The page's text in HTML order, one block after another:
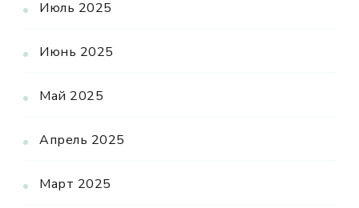
Июль 2025
Июнь 2025
Май 2025
Апрель 2025
Март 2025